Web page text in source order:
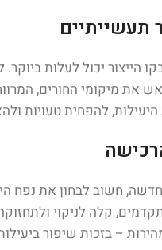
תעשייתיים
הייצור יכול לעלות
את מיקומי החורים,
להפחית טעויות
חשוב לבחון את נפח
קלה לניקוי
– בזכות שיפור